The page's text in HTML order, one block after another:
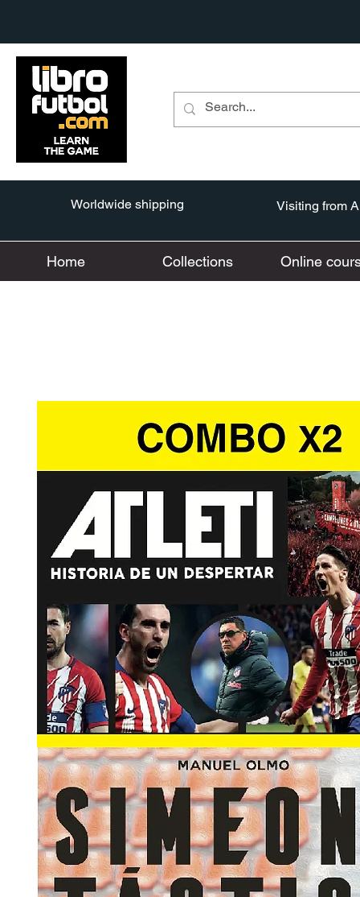
Worldwide shipping Visiting from
Home Collections Online